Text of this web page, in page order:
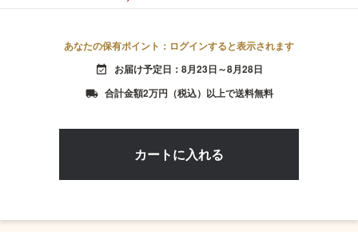
あなたの保有ポイント：ログインすると表示されます
event_available お届け予定日：8月23日～8月28日
local_shipping 合計金額2万円（税込）以上で送料無料